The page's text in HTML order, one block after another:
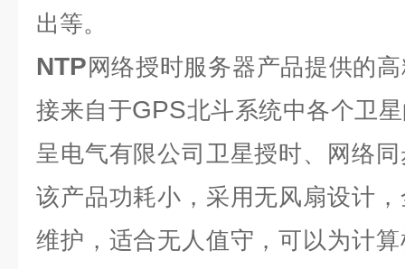
出等。
NTP 网络授时服务器产品提供的
接来自于GPS北斗系统中各个卫
呈电气有限公司卫星授时、网络
该产品功耗小，采用无风扇设计
维护，适合无人值守，可以为计